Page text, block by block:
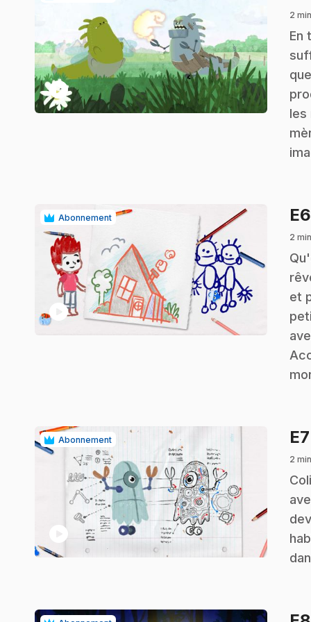
play_circle
2
.En
les
Abonnement
play_circle
E6
2
.
et
Abonnement
play_circle
E7
2
.